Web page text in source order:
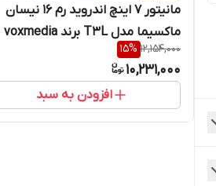
مانیتور 7 اینچ اندروید رم 16 نیسان
ماکسیما مدل T3L برند voxmedia
12,154,000
15%
10,231,000
افزودن به سبد